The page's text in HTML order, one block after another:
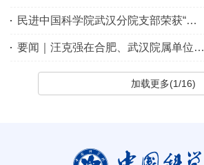
民进中国科学院武汉分院支部荣获“民进全国先进基层组织”称号
要闻｜汪克强在合肥、武汉院属单位调研
加载更多(1/16)